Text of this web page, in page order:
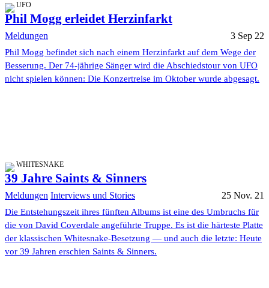
UFO
Phil Mogg erleidet Herzinfarkt
Meldungen 3 Sep 22
Phil Mogg befindet sich nach einem Herzinfarkt auf dem Wege der
Besserung. Der 74-jährige Sänger wird die Abschiedstour von UFO
nicht spielen können: Die Konzertreise im Oktober wurde abgesagt.
WHITESNAKE
39 Jahre Saints & Sinners
Meldungen Interviews und Stories 25 Nov. 21
Die Entstehungszeit ihres fünften Albums ist eine des Umbruchs für
die von David Coverdale angeführte Truppe. Es ist die härteste Platte
der klassischen Whitesnake-Besetzung — und auch die letzte: Heute
vor 39 Jahren erschien Saints & Sinners.